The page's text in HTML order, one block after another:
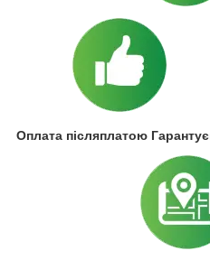
Оплата післяплатою